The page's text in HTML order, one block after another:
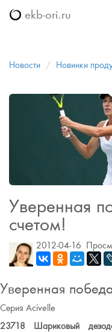
ekb-ori.ru
Новости Новинки
Уверенная
счетом!
2012-04-16
Уверенная
Серия Acivelle
23718 Шариковый